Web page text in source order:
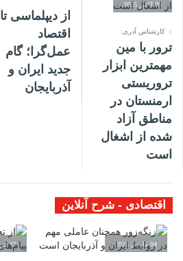
05 اکتبر 2025
کارشناس آذری:
ترور با مین
مهمترین ابزار
تروریستی
ارمنستان در
مناطق آزاد
شده از اشغال
است
از دیپلماسی تا
اقتصاد
عمل‌گرا؛ گام
جدید ایران و
آذربایجان
اقتصادی - شرح آنلاین
04 مارس 2025 27 فوریه 2025